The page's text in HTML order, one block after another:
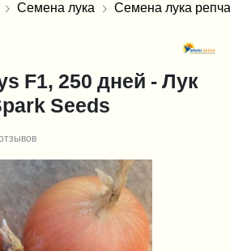
Семена лука Семена лука
F1, 250 дней - Лук
Seeds